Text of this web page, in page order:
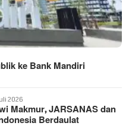
ke Bank Mandiri
2026
Makmur, JARSANAS dan
Berdaulat